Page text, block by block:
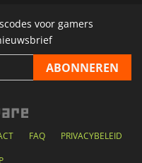
voor gamers
FAQ PRIVACYBELEID